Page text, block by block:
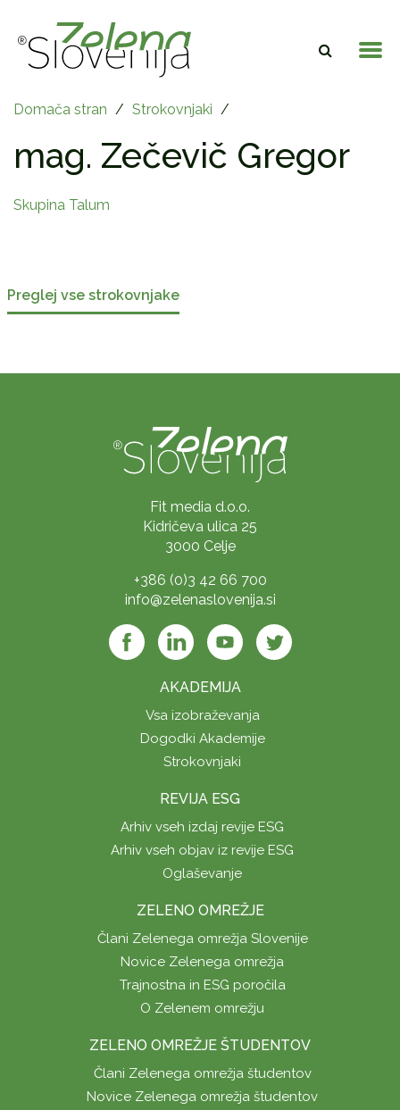
Domača stran / Strokovnjaki /
mag. Zečevič Gregor
Skupina Talum
Preglej vse strokovnjake
Fit media d.o.o.
Kidričeva ulica 25
3000 Celje
+386 (0)3 42 66 700
info@zelenaslovenija.si
AKADEMIJA
Vsa izobraževanja
Dogodki Akademije
Strokovnjaki
REVIJA ESG
Arhiv vseh izdaj revije ESG
Arhiv vseh objav iz revije ESG
Oglaševanje
ZELENO OMREŽJE
Člani Zelenega omrežja Slovenije
Novice Zelenega omrežja
Trajnostna in ESG poročila
O Zelenem omrežju
ZELENO OMREŽJE ŠTUDENTOV
Člani Zelenega omrežja študentov
Novice Zelenega omrežja študentov